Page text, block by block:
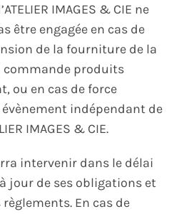
IMAGES & CIE ne
être engagée en cas de
de la fourniture de la
commande produits
ou en cas de force
indépendant de
IMAGES & CIE.
intervenir dans le délai
jour de ses obligations et
En cas de